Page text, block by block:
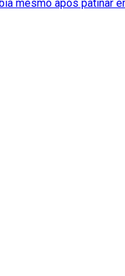
mesmo após patinar